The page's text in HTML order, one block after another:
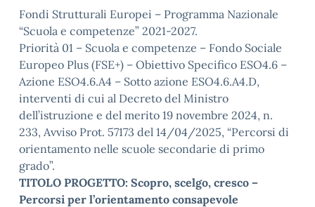
Fondi Strutturali Europei – Programma Nazionale
“Scuola e competenze” 2021-2027.
Priorità 01 – Scuola e competenze – Fondo Sociale
Europeo Plus (FSE+) – Obiettivo Specifico ESO4.6 –
Azione ESO4.6.A4 – Sotto azione ESO4.6.A4.D,
interventi di cui al Decreto del Ministro
dell’istruzione e del merito 19 novembre 2024, n.
233, Avviso Prot. 57173 del 14/04/2025, “Percorsi di
orientamento nelle scuole secondarie di primo
grado”.
TITOLO PROGETTO: Scopro, scelgo, cresco –
Percorsi per l’orientamento consapevole